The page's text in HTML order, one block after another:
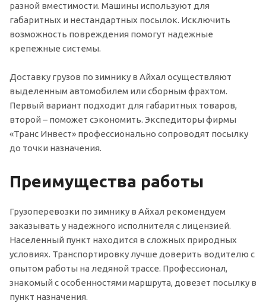
разной вместимости. Машины используют для
габаритных и нестандартных посылок. Исключить
возможность повреждения помогут надежные
крепежные системы.
Доставку грузов по зимнику в Айхал осуществляют
выделенным автомобилем или сборным фрахтом.
Первый вариант подходит для габаритных товаров,
второй – поможет сэкономить. Экспедиторы фирмы
«Транс Инвест» профессионально сопроводят посылку
до точки назначения.
Преимущества работы
Грузоперевозки по зимнику в Айхал рекомендуем
заказывать у надежного исполнителя с лицензией.
Населенный пункт находится в сложных природных
условиях. Транспортировку лучше доверить водителю с
опытом работы на ледяной трассе. Профессионал,
знакомый с особенностями маршрута, довезет посылку в
пункт назначения.